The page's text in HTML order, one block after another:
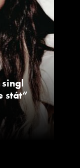
stát“